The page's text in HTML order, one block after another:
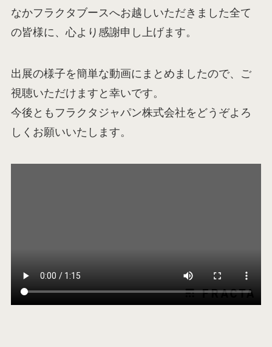
なかフラクタブースへお越しいただきました全て
の皆様に、心より感謝申し上げます。
出展の様子を簡単な動画にまとめましたので、ご
視聴いただけますと幸いです。
今後ともフラクタジャパン株式会社をどうぞよろ
しくお願いいたします。